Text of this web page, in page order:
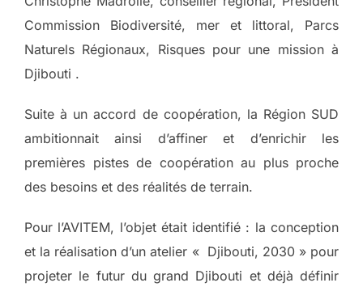
Commission Biodiversité, mer et littoral, Parcs
Naturels Régionaux, Risques pour une mission à
Djibouti .
Suite à un accord de coopération, la Région SUD
ambitionnait ainsi d’affiner et d’enrichir les
premières pistes de coopération au plus proche
des besoins et des réalités de terrain.
Pour l’AVITEM, l’objet était identifié : la conception
et la réalisation d’un atelier « Djibouti, 2030 » pour
projeter le futur du grand Djibouti et déjà définir